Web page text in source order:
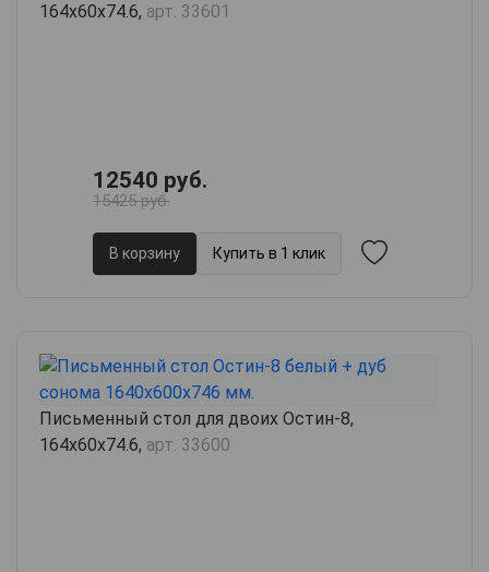
164х60х74.6, арт. 33601
12540 руб.
15425 руб.
В корзину Купить в 1 клик
Письменный стол для двоих Остин-8,
164х60х74.6, арт. 33600